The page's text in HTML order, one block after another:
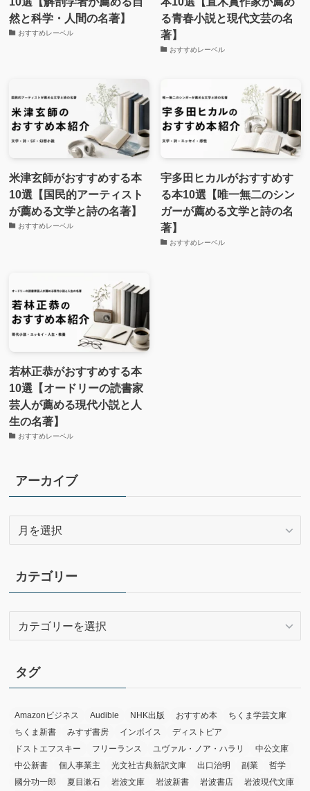
然と科学・人間の名著】
おすすめレーベル
る青春小説と現代文芸の名
著】
おすすめレーベル
米津玄師がおすすめする本
10選【国民的アーティスト
が薦める文学と詩の名著】
おすすめレーベル
宇多田ヒカルがおすすめす
る本10選【唯一無二のシン
ガーが薦める文学と詩の名
著】
おすすめレーベル
若林正恭がおすすめする本
10選【オードリーの読書家
芸人が薦める現代小説と人
生の名著】
おすすめレーベル
アーカイブ
イ
ブ
カテゴリー
リ
ー
タグ
Amazonビジネス Audible NHK出版 おすすめ本
ちくま学芸文庫
ちくま新書
みすず書房 インボイス
ディストピア
ドストエフスキー
フリーランス ユヴァル・ノア・ハラリ
中公文庫
中公新書
個人事業主 光文社古典新訳文庫 出口治明 副業
哲学
國分功一郎
夏目漱石 岩波文庫 岩波新書 岩波書店 岩波現代文庫